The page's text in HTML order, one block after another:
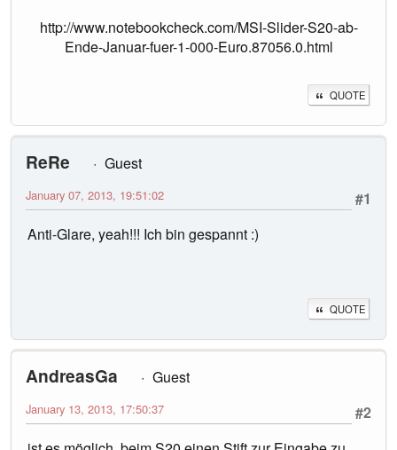
http://www.notebookcheck.com/MSI-Slider-S20-ab-
Ende-Januar-fuer-1-000-Euro.87056.0.html
QUOTE
ReRe
Guest
#1
January 07, 2013, 19:51:02
Anti-Glare, yeah!!! Ich bin gespannt :)
QUOTE
AndreasGa
Guest
#2
January 13, 2013, 17:50:37